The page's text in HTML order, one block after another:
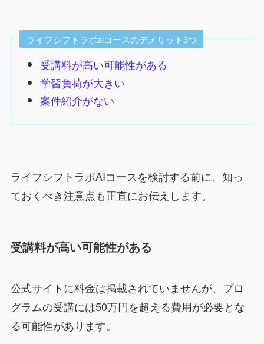
ライフシフトラボaiコースのデメリット3つ
受講料が高い可能性がある
学習負荷が大きい
案件紹介がない
ライフシフトラボAIコースを検討する前に、知っ
ておくべき注意点も正直にお伝えします。
受講料が高い可能性がある
公式サイトに料金は掲載されていませんが、プロ
グラムの受講には50万円を超える費用が必要とな
る可能性があります。